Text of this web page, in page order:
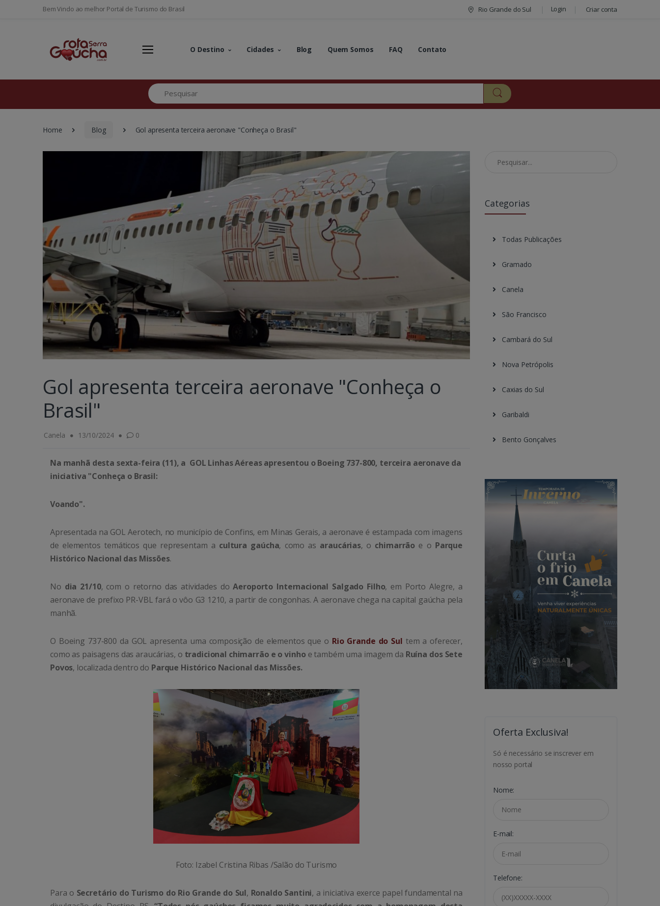
Bem Vindo ao melhor Portal de Turismo do Brasil Rio Grande do Sul Login Criar conta
O Destino Cidades Blog Quem Somos FAQ Contato
Pesquisar
Home Blog Gol apresenta terceira aeronave "Conheça o Brasil"
Gol apresenta terceira aeronave "Conheça o
Brasil"
Canela 13/10/2024 0
Na manhã desta sexta-feira (11), a GOL Linhas Aéreas apresentou o Boeing 737-800, terceira aeronave da
iniciativa "Conheça o Brasil:
Voando".
Apresentada na GOL Aerotech, no município de Confins, em Minas Gerais, a aeronave é estampada com imagens
de elementos temáticos que representam a cultura gaúcha, como as araucárias, o chimarrão e o Parque
Histórico Nacional das Missões.
No dia 21/10, com o retorno das atividades doAeroporto Internacional Salgado Filho, em Porto Alegre, a
aeronave de prefixo PR-VBL fará o vôo G3 1210, a partir de congonhas. A aeronave chega na capital gaúcha pela
manhã.
O Boeing 737-800 da GOL apresenta uma composição de elementos que o Rio Grande do Sul tem a oferecer,
como as paisagens das araucárias, o tradicional chimarrão e o vinhoe também uma imagem da Ruína dos Sete
Povos, localizada dentro do Parque Histórico Nacional das Missões.
Foto: Izabel Cristina Ribas /Salão do Turismo
Para o Secretário do Turismo do Rio Grande do Sul, Ronaldo Santini, a iniciativa exerce papel fundamental na
Pesquisar no Blog
Categorias
Todas Publicações
Gramado
Canela
São Francisco
Cambará do Sul
Nova Petrópolis
Caxias do Sul
Garibaldi
Bento Gonçalves
Oferta Exclusiva!
Só é necessário se inscrever em
nosso portal
Nome:
E-mail:
Telefone: